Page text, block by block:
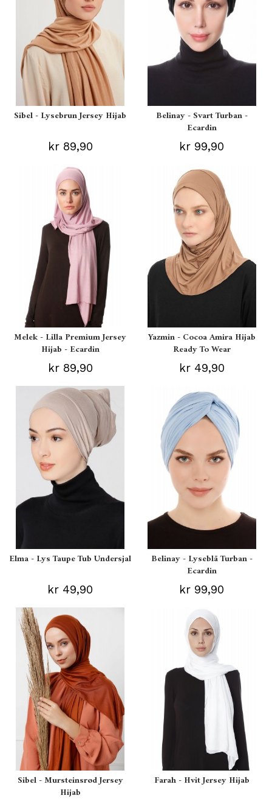
Sibel - Lysebrun Jersey Hijab
kr 89,90
Belinay - Svart Turban -
Ecardin
kr 99,90
Melek - Lilla Premium Jersey
Hijab - Ecardin
kr 89,90
Yazmin - Cocoa Amira Hijab
Ready To Wear
kr 49,90
Elma - Lys Taupe Tub Undersjal
kr 49,90
Belinay - Lyseblå Turban -
Ecardin
kr 99,90
Sibel - Mursteinsrød Jersey
Hijab
Farah - Hvit Jersey Hijab